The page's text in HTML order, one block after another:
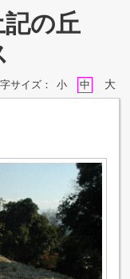
記の丘
サイズ： 小 中 大